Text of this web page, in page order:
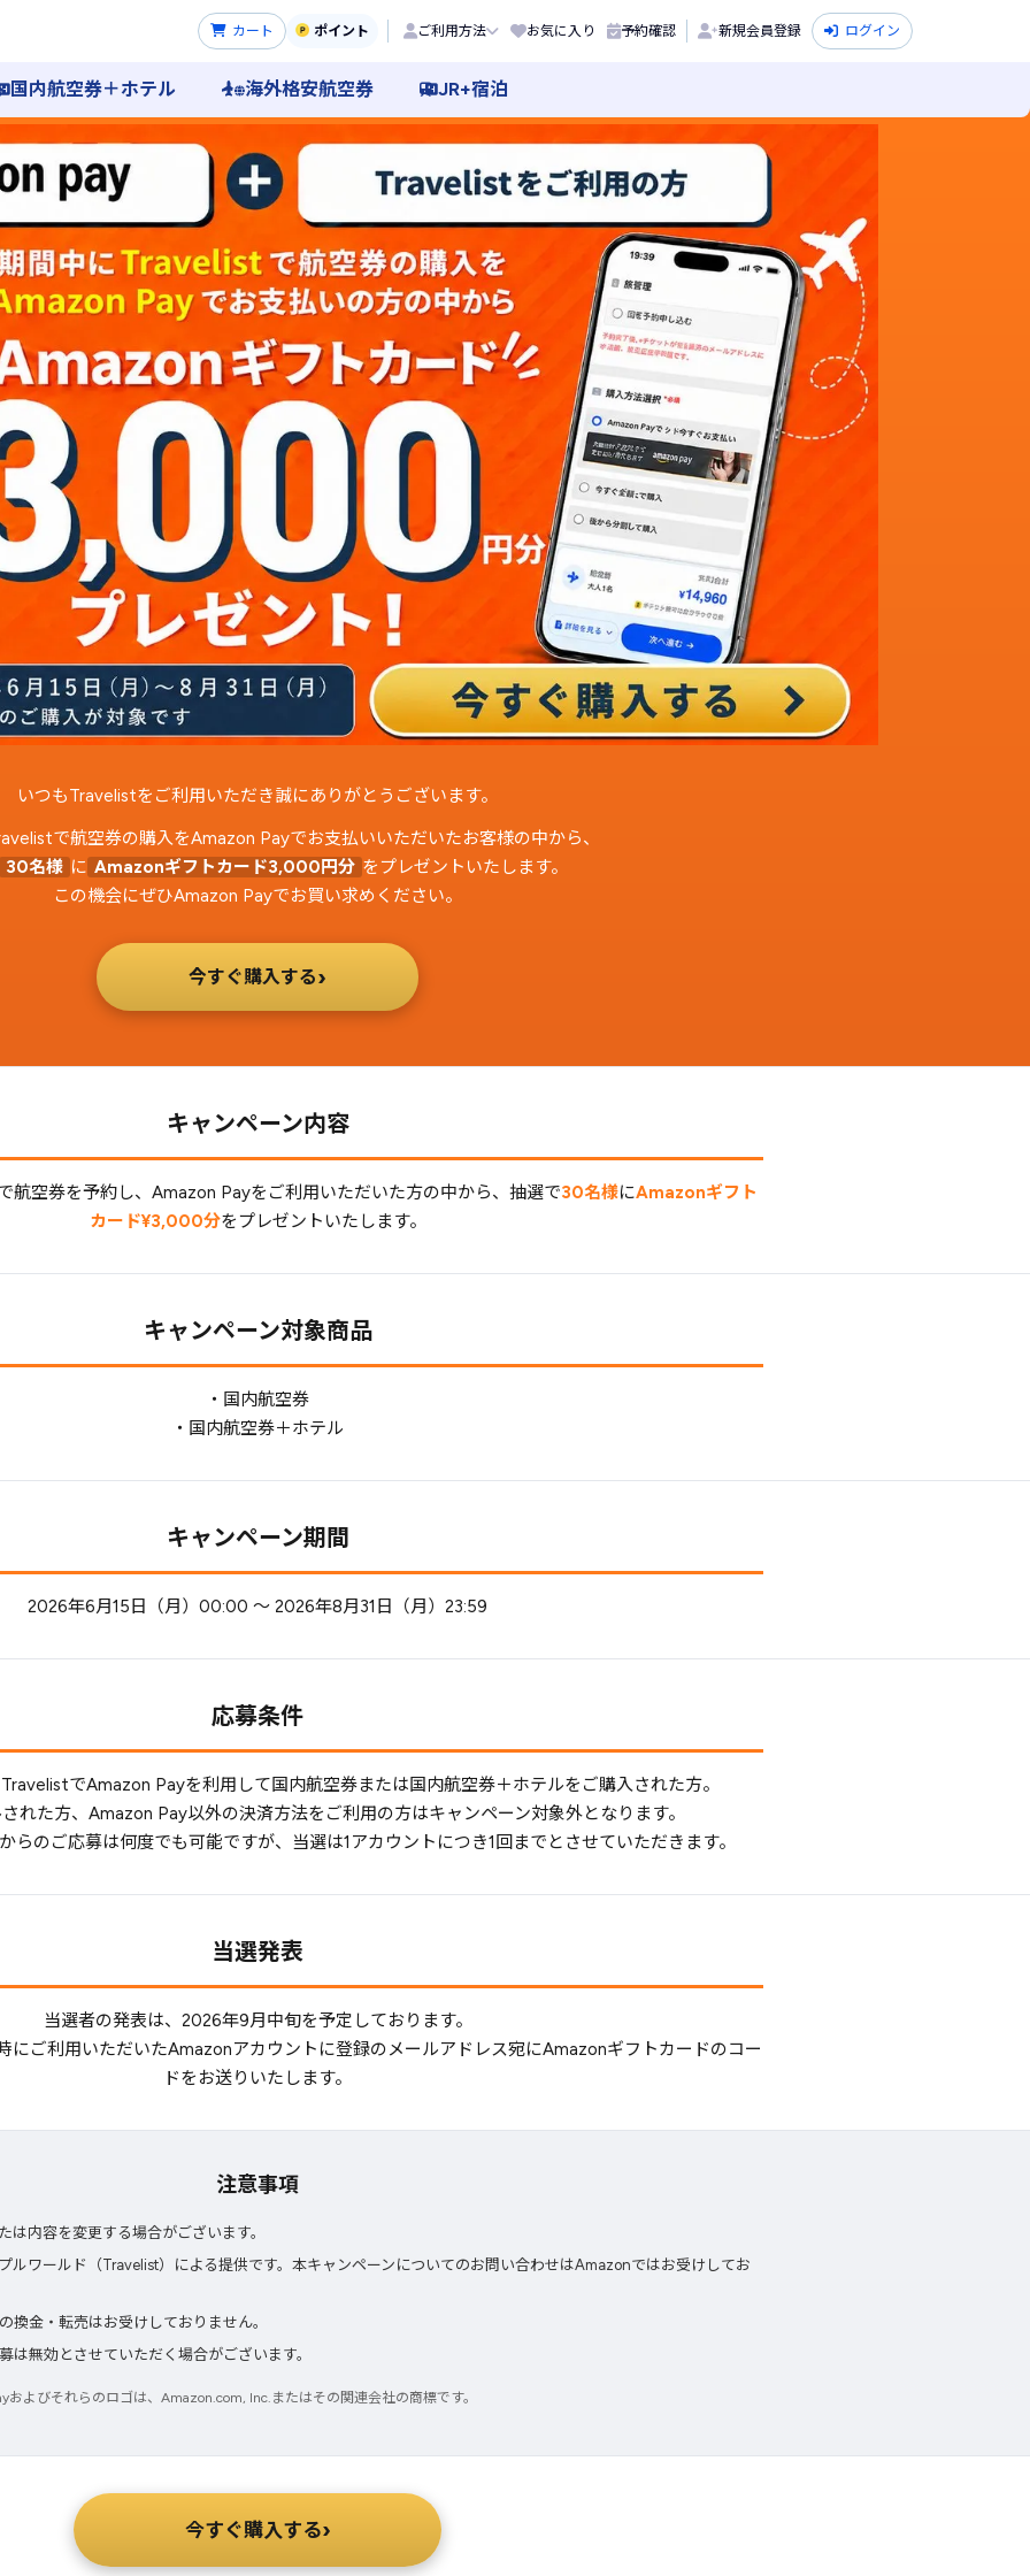
カート ポイント ご利用方法 お気に入り 予約確認 新規会員登録 ログイン
国内航空券＋ホテル 海外格安航空券 JR+宿泊
いつもTravelistをご利用いただき誠にありがとうございます。
で航空券の購入をAmazon Payでお支払いいただいたお客様の中から、
30名様 に Amazonギフトカード3,000円分 をプレゼントいたします。
この機会にぜひAmazon Payでお買い求めください。
今すぐ購入する›
キャンペーン内容
航空券を予約し、Amazon Payをご利用いただいた方の中から、抽選で30名様にAmazonギフト
カード¥3,000分をプレゼントいたします。
キャンペーン対象商品
・国内航空券
・国内航空券＋ホテル
キャンペーン期間
2026年6月15日（月）00:00 〜 2026年8月31日（月）23:59
応募条件
でAmazon Payを利用して国内航空券または国内航空券＋ホテルをご購入された方。
れた方、Amazon Pay以外の決済方法をご利用の方はキャンペーン対象外となります。
のご応募は何度でも可能ですが、当選は1アカウントにつき1回までとさせていただきます。
当選発表
当選者の発表は、2026年9月中旬を予定しております。
にご利用いただいたAmazonアカウントに登録のメールアドレス宛にAmazonギフトカードのコー
ドをお送りいたします。
注意事項
は内容を変更する場合がございます。
ルワールド（Travelist）による提供です。本キャンペーンについてのお問い合わせはAmazonではお受けしてお
換金・転売はお受けしておりません。
は無効とさせていただく場合がございます。
よびそれらのロゴは、Amazon.com, Inc.またはその関連会社の商標です。
今すぐ購入する›